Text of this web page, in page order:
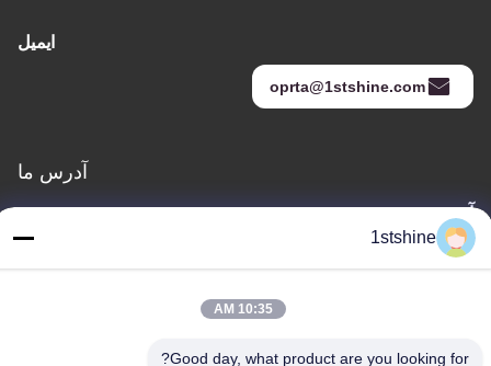
ایمیل
oprta@1stshine.com
آدرس ما
آدرس
شماره 126، خیابان ژونگ هنگ، روستای بائویو، شهر هنگلان، شهر
ژونگشان، استان گوانگدونگ، چین
1stshine
10:35 AM
Good day, what product are you looking for?